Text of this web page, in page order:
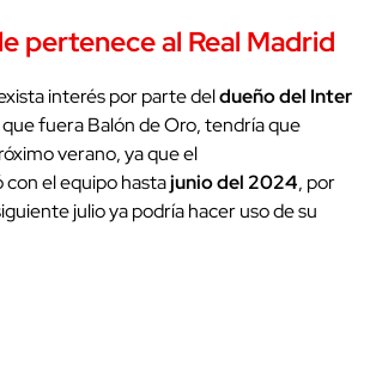
pertenece al Real Madrid
interés por parte deldueño del Inter
fuera Balón de Oro, tendría que
verano, ya que el
con el equipo hastajunio del 2024, por
julio ya podría hacer uso de su